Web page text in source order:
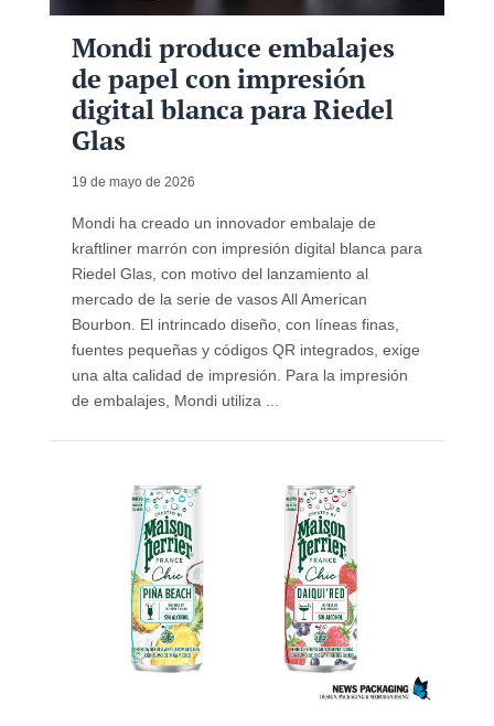
Mondi produce embalajes
de papel con impresión
digital blanca para Riedel
Glas
19 de mayo de 2026
Mondi ha creado un innovador embalaje de
kraftliner marrón con impresión digital blanca para
Riedel Glas, con motivo del lanzamiento al
mercado de la serie de vasos All American
Bourbon. El intrincado diseño, con líneas finas,
fuentes pequeñas y códigos QR integrados, exige
una alta calidad de impresión. Para la impresión
de embalajes, Mondi utiliza ...